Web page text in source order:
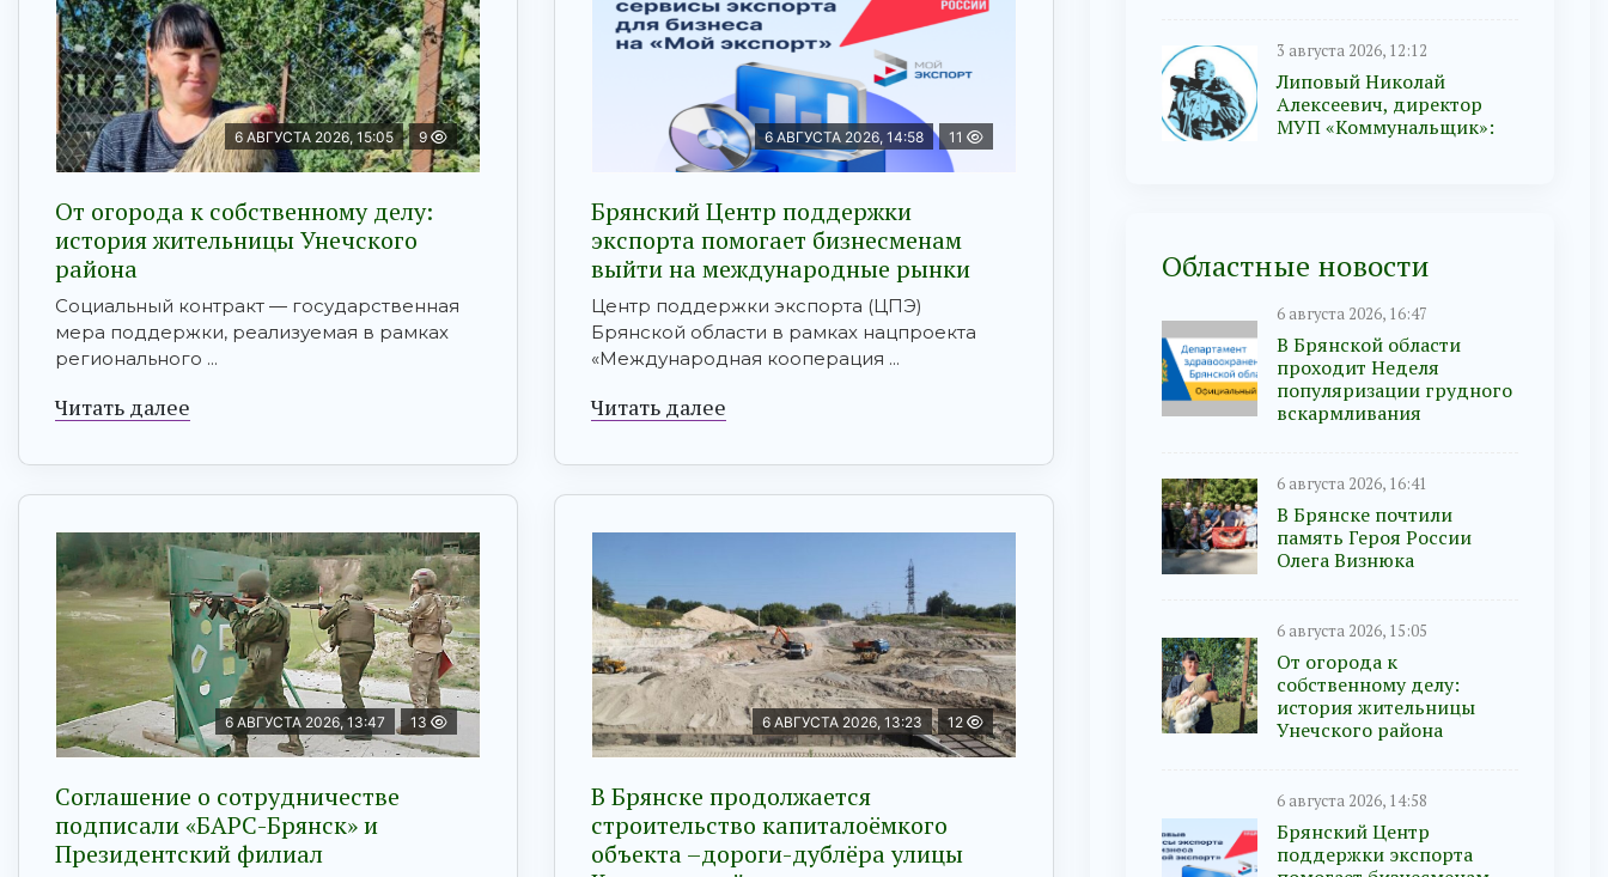
6 АВГУСТА 2026, 15:05 9
От огорода к собственному делу:
история жительницы Унечского
района
Социальный контракт — государственная
мера поддержки, реализуемая в рамках
регионального ...
Читать далее
6 АВГУСТА 2026, 14:58 11
Брянский Центр поддержки
экспорта помогает бизнесменам
выйти на международные рынки
Центр поддержки экспорта (ЦПЭ)
Брянской области в рамках нацпроекта
«Международная кооперация ...
Читать далее
6 АВГУСТА 2026, 13:47 13
Соглашение о сотрудничестве
подписали «БАРС-Брянск» и
Президентский филиал
6 АВГУСТА 2026, 13:23 12
В Брянске продолжается
строительство капиталоёмкого
объекта –дороги-дублёра улицы
3 августа 2026, 12:12
Липовый Николай
Алексеевич, директор
МУП «Коммунальщик»:
Областные новости
6 августа 2026, 16:47
В Брянской области
проходит Неделя
популяризации грудного
вскармливания
6 августа 2026, 16:41
В Брянске почтили
память Героя России
Олега Визнюка
6 августа 2026, 15:05
От огорода к
собственному делу:
история жительницы
Унечского района
6 августа 2026, 14:58
Брянский Центр
поддержки экспорта